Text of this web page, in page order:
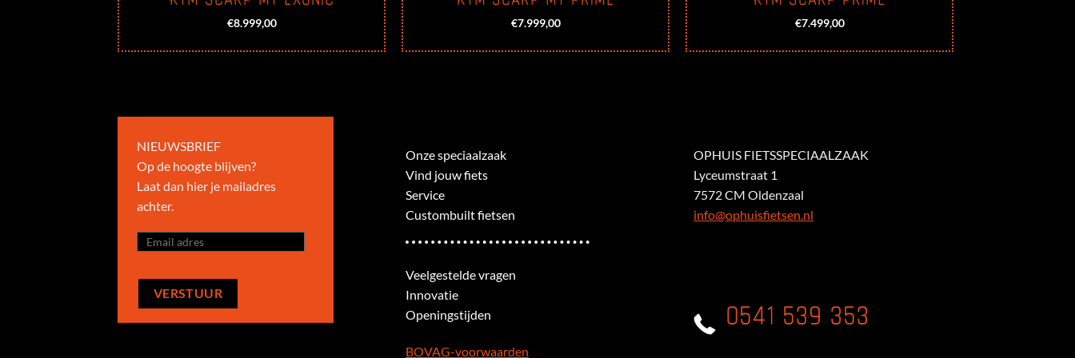
€8.999,00 €7.999,00 €7.499,00
NIEUWSBRIEF
Op de hoogte blijven?
Laat dan hier je mailadres
achter.
Onze speciaalzaak
Vind jouw fiets
Service
Custombuilt fietsen
Veelgestelde vragen
Innovatie
Openingstijden
BOVAG-voorwaarden
OPHUIS FIETSSPECIAALZAAK
Lyceumstraat 1
7572 CM Oldenzaal
info@ophuisfietsen.nl
0541 539 353